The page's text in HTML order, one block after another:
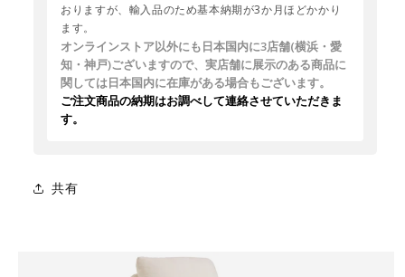
おりますが、輸入品のため基本納期が3か月ほどかかり
ます。
オンラインストア以外にも日本国内に3店舗(横浜・愛
知・神戸)ございますので、実店舗に展示のある商品に
関しては日本国内に在庫がある場合もございます。
ご注文商品の納期はお調べして連絡させていただきま
す。
共有